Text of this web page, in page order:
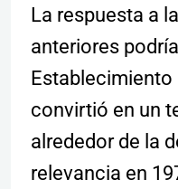
La respuesta a
anteriores
Establecimiento
convirtió en un
alrededor de la
relevancia en